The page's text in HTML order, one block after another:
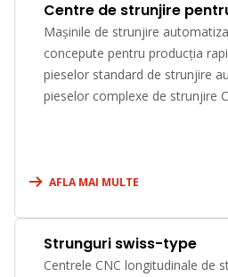
Centre de strunjire
Mașinile de strunjire
concepute pentru producția
pieselor standard de strunjire
pieselor complexe de strunjire
AFLA MAI MULTE
Strunguri swiss-type
Centrele CNC longitudinale de